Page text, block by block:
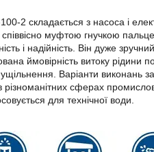
2 складається з насоса і
співвісно муфтою гнучкою
і надійність. Він дуже
ймовірність витоку
Варіанти виконань
різноманітних сферах
для технічної води.